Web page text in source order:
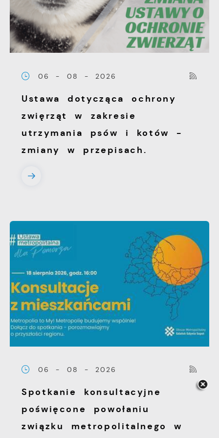
06 - 08 - 2026
Ustawa dotycząca ochrony
zwięrząt w zakresie
utrzymania psów i kotów -
zmiany w przepisach.
06 - 08 - 2026
Spotkanie konsultacyjne
poświęcone powołaniu
związku metropolitalnego w
witryny internetowej. Treści promocyjne
mogą pojawić się na stronach podmiotów
trzecich lub firm będących naszymi
partnerami oraz innych dostawców usług.
pośredników prezentujących nasze treści w
postaci wiadomości, ofert, komunikatów